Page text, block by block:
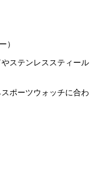
）
ステンレススティール
ポーツウォッチに合わ